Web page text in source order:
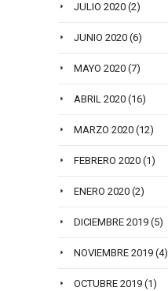
JULIO 2020 (2)
JUNIO 2020 (6)
MAYO 2020 (7)
ABRIL 2020 (16)
MARZO 2020 (12)
FEBRERO 2020 (1)
ENERO 2020 (2)
DICIEMBRE 2019 (5)
NOVIEMBRE 2019 (4)
OCTUBRE 2019 (1)